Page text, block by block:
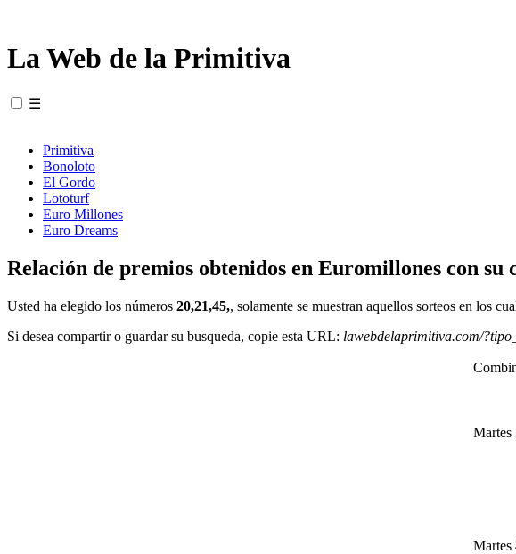
La Web de la Primitiva
☰
Primitiva
Bonoloto
El Gordo
Lototurf
Euro Millones
Euro Dreams
Relación de premios obtenidos en Euromillones con su
Usted ha elegido los números 20,21,45,, solamente se muestran aquellos sorteos en los
Si desea compartir o guardar su busqueda, copie esta URL: lawebdelaprimitiva.com/
Martes
Martes